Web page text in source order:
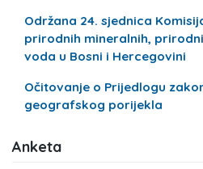
Održana 24. sjednica
prirodnih mineralnih,
voda u Bosni i Hercegovini
Očitovanje o Prijedlogu
geografskog porijekla
Anketa